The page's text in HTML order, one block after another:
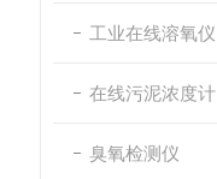
工业在线溶氧仪
在线污泥浓度计
臭氧检测仪